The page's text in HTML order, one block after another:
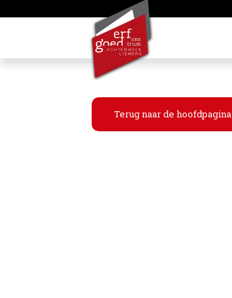
Terug naar de hoofdpagina